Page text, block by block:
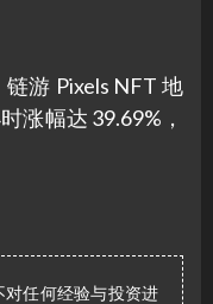
游 Pixels NFT 地
涨幅达 39.69%，
任何经验与投资进